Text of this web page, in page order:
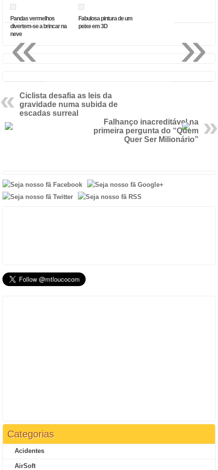
Pandas vermelhos
divertem-se a brincar na
neve
Fabulosa pintura de um
peixe em 3D
Ciclista desafia as leis da
gravidade numa subida de
escadas surreal
Falhanço inacreditável na
primeira pergunta do “Quem
Quer Ser Milionário”
Categorias
Acidentes
AirSoft
»
«